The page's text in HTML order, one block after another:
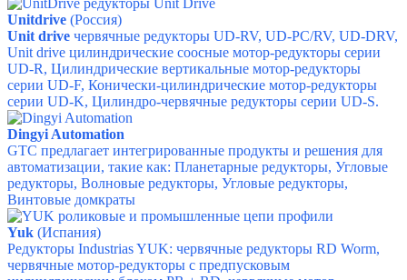
Unitdrive (Россия)
Unit drive червячные редукторы UD-RV, UD-PC/RV, UD-DRV,
Unit drive цилиндрические соосные мотор-редукторы серии
UD-R, Цилиндрические вертикальные мотор-редукторы
серии UD-F, Конически-цилиндрические мотор-редукторы
серии UD-K, Цилиндро-червячные редукторы серии UD-S.
Dingyi Automation
GTC предлагает интегрированные продукты и решения для
автоматизации, такие как: Планетарные редукторы, Угловые
редукторы, Волновые редукторы, Угловые редукторы,
Винтовые домкраты
Yuk (Испания)
Редукторы Industrias YUK: червячные редукторы RD Worm,
червячные мотор-редукторы с предпусковым